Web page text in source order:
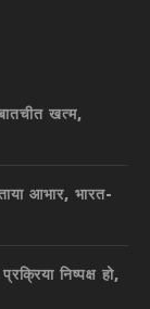
खत्म,
आभार, भारत-
निष्पक्ष हो,